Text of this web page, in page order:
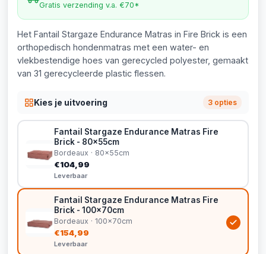
Gratis verzending v.a. €70*
Het Fantail Stargaze Endurance Matras in Fire Brick is een
orthopedisch hondenmatras met een water- en
vlekbestendige hoes van gerecycled polyester, gemaakt
van 31 gerecycleerde plastic flessen.
Kies je uitvoering 3 opties
Fantail Stargaze Endurance Matras Fire
Brick - 80x55cm
Bordeaux · 80x55cm
€104,99
Leverbaar
Fantail Stargaze Endurance Matras Fire
Brick - 100x70cm
Bordeaux · 100x70cm
€154,99
Leverbaar